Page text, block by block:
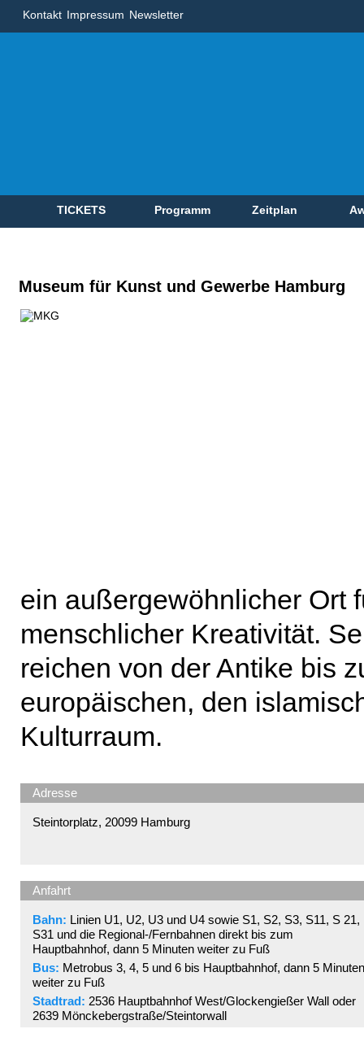
Kontakt Impressum Newsletter
TICKETS Programm Zeitplan
Museum für Kunst und Gewerbe Hamburg
ein außergewöhnlicher Ort
menschlicher Kreativität.
reichen von der Antike bis
europäischen, den
Kulturraum.
Adresse
Steintorplatz, 20099 Hamburg
Anfahrt
Bahn: Linien U1, U2, U3 und U4 sowie S1, S2, S3, S11, S 21,
S31 und die Regional-/Fernbahnen direkt bis zum
Hauptbahnhof, dann 5 Minuten weiter zu Fuß
Bus: Metrobus 3, 4, 5 und 6 bis Hauptbahnhof, dann 5 Minuten
weiter zu Fuß
Stadtrad: 2536 Hauptbahnhof West/Glockengießer Wall oder
2639 Mönckebergstraße/Steintorwall